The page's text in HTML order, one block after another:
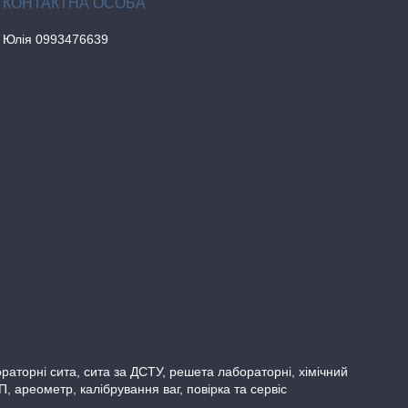
Юлія 0993476639
сита, сита за ДСТУ, решета лабораторні, хімічний
калібрування ваг, повірка та сервіс